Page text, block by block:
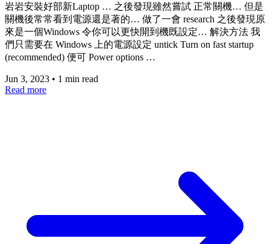
岩岩安裝好部新Laptop … 之後發現雖然嘗試 正常關機… 但是
關機後常常看到電源還是著的… 做了一會 research 之後發現原
來是一個Windows 令你可以更快開到機既設定… 解決方法 我
們只需要在 Windows 上的電源設定 untick Turn on fast startup
(recommended) 便可 Power options …
Jun 3, 2023 • 1 min read
Read more